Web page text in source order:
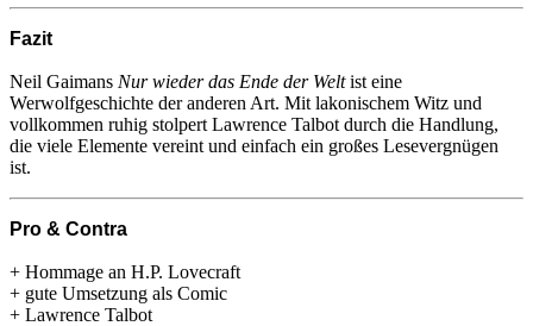
Fazit
Neil Gaimans Nur wieder das Ende der Weltist eine
Werwolfgeschichte der anderen Art. Mit lakonischem Witz und
vollkommen ruhig stolpert Lawrence Talbot durch die Handlung,
die viele Elemente vereint und einfach ein großes Lesevergnügen
ist.
Pro & Contra
+ Hommage an H.P. Lovecraft
+ gute Umsetzung als Comic
+ Lawrence Talbot